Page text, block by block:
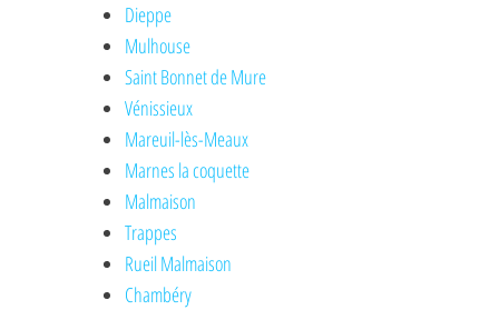
Dieppe
Mulhouse
Saint Bonnet de Mure
Vénissieux
Mareuil-lès-Meaux
Marnes la coquette
Malmaison
Trappes
Rueil Malmaison
Chambéry